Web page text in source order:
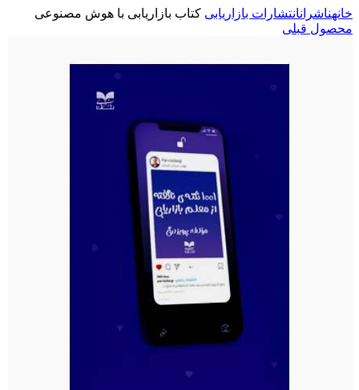
خانهناشرانانتشارات بازاریابی کتاب بازاریابی با هوش مصنوعی
محصول قبلی